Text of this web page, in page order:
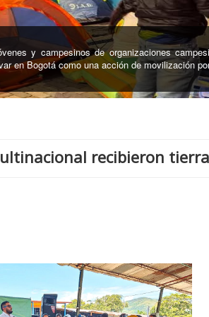
Central de Neiva, la Unidad de búsqueda
de personas desaparecidas en el marco
recibieron